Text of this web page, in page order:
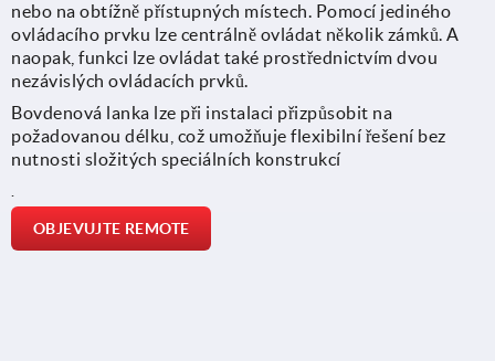
nebo na obtížně přístupných místech. Pomocí jediného
ovládacího prvku lze centrálně ovládat několik zámků. A
naopak, funkci lze ovládat také prostřednictvím dvou
nezávislých ovládacích prvků.
Bovdenová lanka lze při instalaci přizpůsobit na
požadovanou délku, což umožňuje flexibilní řešení bez
nutnosti složitých speciálních konstrukcí
.
OBJEVUJTE REMOTE